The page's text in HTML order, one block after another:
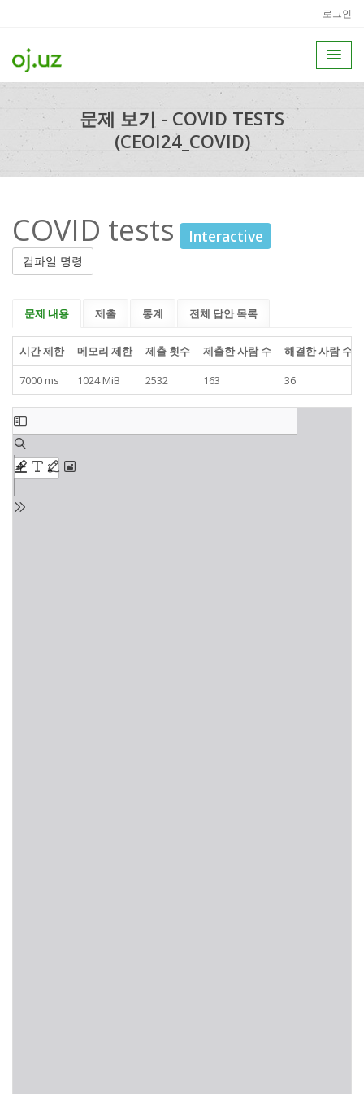
로그인
문제 보기 - COVID TESTS
(CEOI24_COVID)
COVID tests Interactive
컴파일 명령
문제 내용 제출 통계 전체 답안 목록
시간 제한 메모리 제한 제출 횟수 제출한 사람 수
해결한 사람 수
7000 ms
1024 MiB 2532 163 36